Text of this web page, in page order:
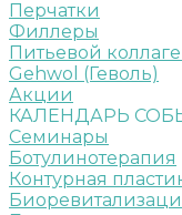
Перчатки
Филлеры
Питьевой
Gehwol (Геволь)
Акции
КАЛЕНДАРЬ
Семинары
Ботулинотерапия
Контурная